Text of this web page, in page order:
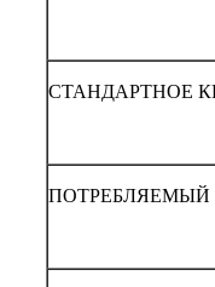
СТАНДАРТНОЕ
ПОТРЕБЛЯЕМЫЙ